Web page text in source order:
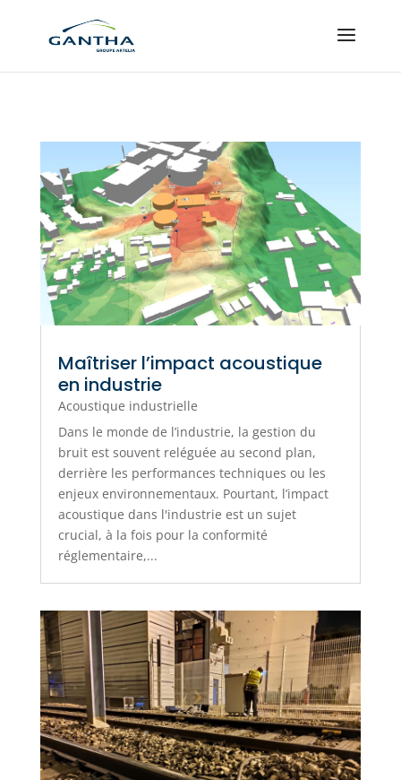
Maîtriser l’impact acoustique
en industrie
Acoustique industrielle
Dans le monde de l’industrie, la gestion du
bruit est souvent reléguée au second plan,
derrière les performances techniques ou les
enjeux environnementaux. Pourtant, l’impact
acoustique dans l'industrie est un sujet
crucial, à la fois pour la conformité
réglementaire,...